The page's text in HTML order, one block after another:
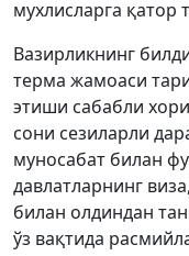
мухлисларга қатор
Вазирликнинг
терма жамоаси
этиши сабабли
сони сезиларли
муносабат билан
давлатларнинг
билан олдиндан
ўз вақтида